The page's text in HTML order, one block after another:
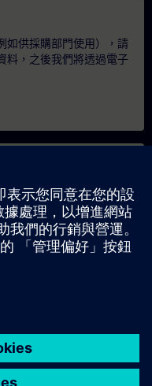
如供採購部門使用），請
料，之後我們將透過電子
場、線上或於我們的
填寫下方的諮詢表單。此
）。提供您的聯絡資料及